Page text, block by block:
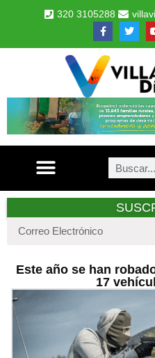
320 3105288
Este año se han
17